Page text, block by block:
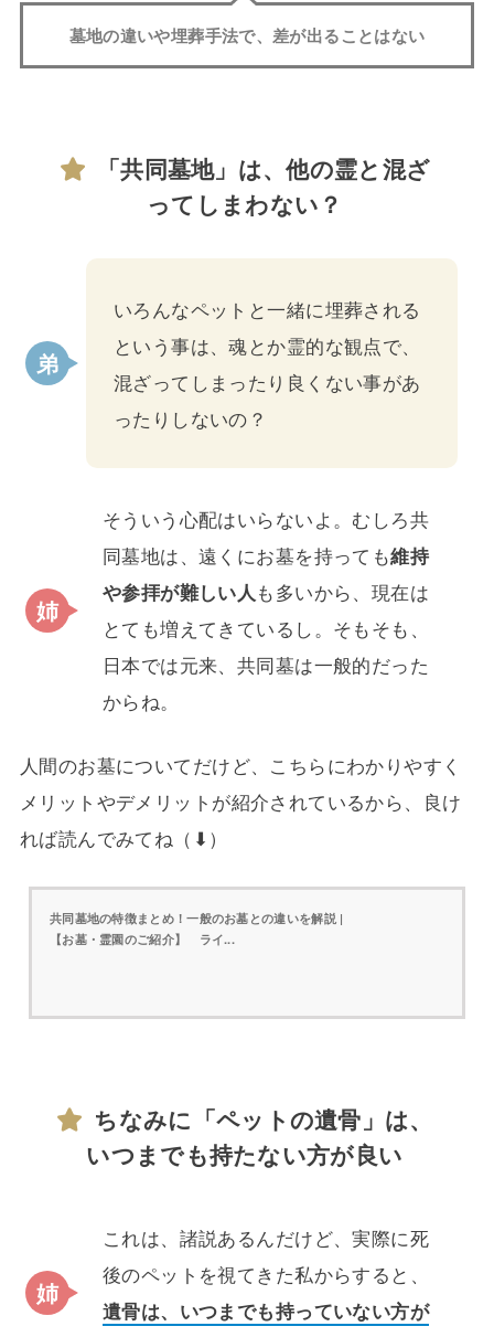
墓地の違いや埋葬手法で、差が出ることはない
「共同墓地」は、他の霊と混ざ
ってしまわない？
いろんなペットと一緒に埋葬される
という事は、魂とか霊的な観点で、
混ざってしまったり良くない事があ
ったりしないの？
そういう心配はいらないよ。むしろ共
同墓地は、遠くにお墓を持っても維持
や参拝が難しい人も多いから、現在は
とても増えてきているし。そもそも、
日本では元来、共同墓は一般的だった
からね。
人間のお墓についてだけど、こちらにわかりやすく
メリットやデメリットが紹介されているから、良け
れば読んでみてね（⬇）
共同墓地の特徴まとめ！一般のお墓との違いを解説 |
【お墓・霊園のご紹介】 ライ...
ちなみに「ペットの遺骨」は、
いつまでも持たない方が良い
これは、諸説あるんだけど、実際に死
後のペットを視てきた私からすると、
遺骨は、いつまでも持っていない方が